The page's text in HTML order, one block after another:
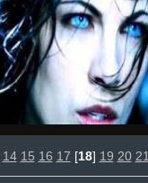
14 15 16 17 [18] 19 20